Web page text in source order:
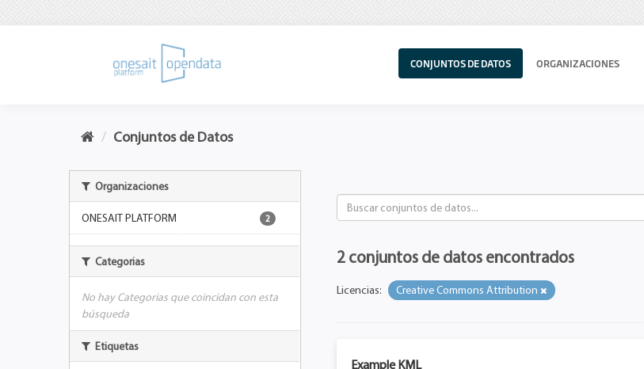
CONJUNTOS DE DATOS ORGANIZACIONES
Conjuntos de Datos
Organizaciones
ONESAIT PLATFORM 2
Categorias
No hay Categorias que coincidan con esta
búsqueda
Etiquetas
2 conjuntos de datos encontrados
Licencias: Creative Commons Attribution
Example KML